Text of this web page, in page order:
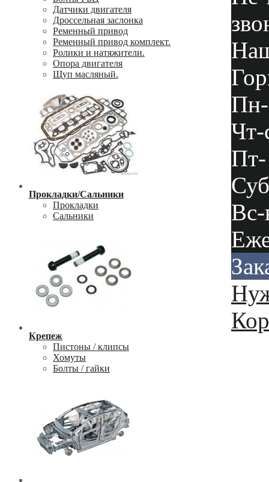
Датчики двигателя
Дроссельная заслонка
Ременный привод
Ременный привод комплект.
Ролики и натяжители.
Опора двигателя
Щуп масляный.
Прокладки/Сальники
Прокладки
Сальники
Крепеж
Пистоны / клипсы
Хомуты
Болты / гайки
Пн-
Чт-
Пт-